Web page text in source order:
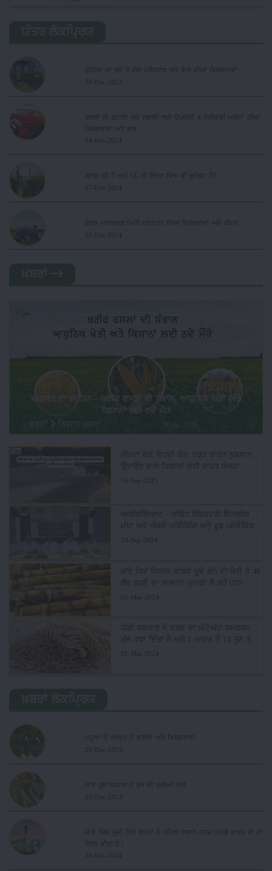
ਦੁਨੀਆ ਦਾ ਸਭ ਤੋਂ ਵੱਡਾ ਟਰੈਕਟਰ ਅਤੇ ਇਸ ਦੀਆਂ ਵਿਸ਼ੇਸ਼ਤਾਵਾਂ
20-Dec-2023
ਫਸਲਾਂ ਦੀ ਕਟਾਈ ਅਤੇ ਸਫਾਈ ਲਈ ਉਪਯੋਗੀ 4 ਖੇਤੀਬਾੜੀ ਮਸ਼ੀਨਾਂ ਦੀਆਂ
ਵਿਸ਼ੇਸ਼ਤਾਵਾਂ ਅਤੇ ਲਾਭ
RPM ਕੀ ਹੈ ਅਤੇ CC ਦੀ ਇੰਜਣ ਵਿੱਚ ਕੀ ਭੂਮਿਕਾ ਹੈ?
ਫੋਰਸ ਆਰਚਰਡ ਮਿੰਨੀ ਟਰੈਕਟਰ ਦੀਆਂ ਵਿਸ਼ੇਸ਼ਤਾਵਾਂ ਅਤੇ ਕੀਮਤ
ਅਗਸਤ ਦਾ ਮਹੀਨਾ – ਖਰੀਫ ਫਸਲਾਂ ਦੀ ਸੰਭਾਲ, ਆਧੁਨਿਕ ਖੇਤੀ ਅਤੇ
ਕਿਸਾਨਾਂ ਲਈ ਨਵੇਂ ਮੌਕੇ
ਕਿਸਾਨ ਖ਼ਬਰਾਂ
ਜੀਹਦਾ ਖੇਤ, ਓਹਦੀ ਰੇਤ: ਹੜ੍ਹ ਕਾਰਨ ਨੁਕਸਾਨ
ਉਠਾਉਣ ਵਾਲੇ ਕਿਸਾਨਾਂ ਲਈ ਰਾਹਤ ਯੋਜਨਾ
10-Sep-2025
ਆਈਸੀਏਆਰ – ਸੀਫੇਟ ਇੰਡਸਟਰੀ ਇੰਟਰਫੇਸ
ਮੀਟ ਅਤੇ ਐਗਰੋ ਪ੍ਰੋਸੈਸਿੰਗ ਅਤੇ ਫੂਡ ਪ੍ਰੋਸੈਸਿੰਗ
ਮੇਲਾ , 2024
29-Sep-2024
ਜਾਣੋ ਕਿਵੇਂ ਕਿਸਾਨ ਰਾਕੇਸ਼ ਦੂਬੇ ਗੰਨੇ ਦੀ ਖੇਤੀ ਤੋਂ 40
ਲੱਖ ਰੁਪਏ ਦਾ ਸਾਲਾਨਾ ਮੁਨਾਫਾ ਲੈ ਰਹੇ ਹਨ?
02-Mar-2024
ਯੋਗੀ ਸਰਕਾਰ ਨੇ ਕਣਕ ਦਾ ਘੱਟੋ-ਘੱਟ ਸਮਰਥਨ
ਮੁੱਲ ਵਧਾ ਦਿੱਤਾ ਹੈ ਅਤੇ 1 ਮਾਰਚ ਤੋਂ 15 ਜੂਨ ਤੱਕ
01-Mar-2024
ਮਹੂਆ ਦੇ ਦਰੱਖਤ ਦੇ ਫਾਇਦੇ ਅਤੇ ਵਿਸ਼ੇਸ਼ਤਾਵਾਂ
20-Dec-2023
ਜਾਣੋ ਯੂਕਲਿਪਟਸ ਦੇ ਰੁੱਖ ਦੀ ਖੁਬੀਆਂ ਬਾਰੇ
19-Dec-2023
ਜਾਣੋ ਕਿਸ ਸੂਚੀ ਵਿੱਚ ਇਫਕੋ ਨੇ ਪਹਿਲਾ ਸਥਾਨ ਦਰਜ ਕਰਕੇ ਭਾਰਤ ਦਾ ਨਾਂ